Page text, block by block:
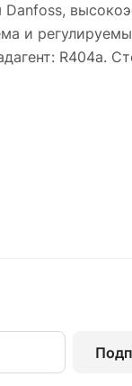
и
R404a.